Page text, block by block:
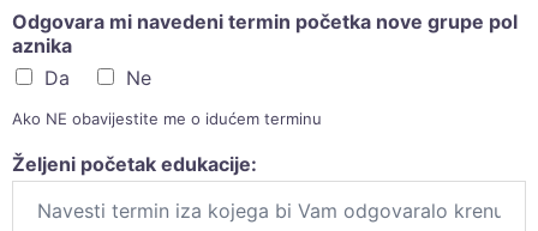
Odgovara mi navedeni termin početka nove grupe pol
aznika
Da
Ne
Ako NE obavijestite me o idućem terminu
Željeni početak edukacije: